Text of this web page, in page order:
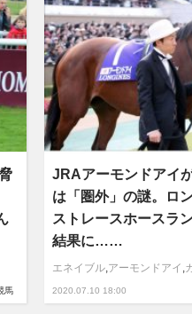
馬 2020.07.10 18:00
JRAアーモンドアイ
は「圏外」の謎。ロ
ストレースホースラ
結果に……
エネイブル,アーモンドアイ ,